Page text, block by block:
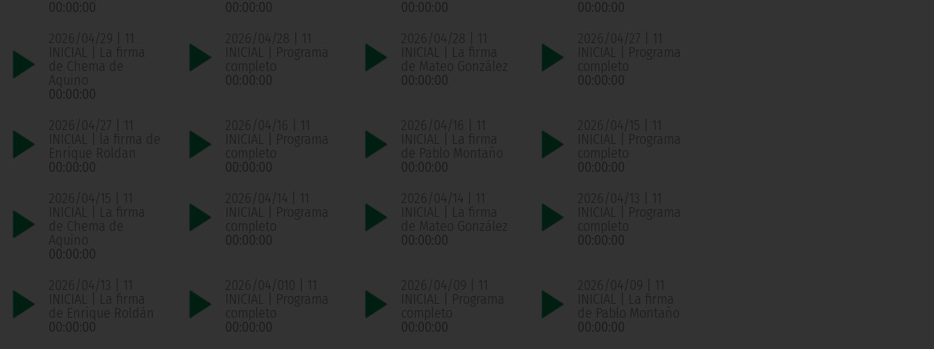
00:00:00
00:00:00
00:00:00
00:00:00
2026/04/29 | 11
INICIAL | La firma
de Chema de
Aquino
00:00:00
2026/04/28 | 11
INICIAL | Programa
completo
00:00:00
2026/04/28 | 11
INICIAL | La firma
de Mateo González
00:00:00
2026/04/27 | 11
INICIAL | Programa
completo
00:00:00
2026/04/27 | 11
INICIAL | la firma de
Enrique Roldan
00:00:00
2026/04/16 | 11
INICIAL | Programa
completo
00:00:00
2026/04/16 | 11
INICIAL | La firma
de Pablo Montaño
00:00:00
2026/04/15 | 11
INICIAL | Programa
completo
00:00:00
2026/04/15 | 11
INICIAL | La firma
de Chema de
Aquino
00:00:00
2026/04/14 | 11
INICIAL | Programa
completo
00:00:00
2026/04/14 | 11
INICIAL | La firma
de Mateo González
00:00:00
2026/04/13 | 11
INICIAL | Programa
completo
00:00:00
2026/04/13 | 11
INICIAL | La firma
de Enrique Roldán
00:00:00
2026/04/010 | 11
INICIAL | Programa
completo
00:00:00
2026/04/09 | 11
INICIAL | Programa
completo
00:00:00
2026/04/09 | 11
INICIAL | La firma
de Pablo Montaño
00:00:00